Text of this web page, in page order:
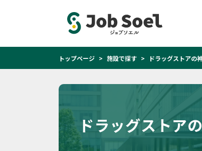
トップページ 施設で探す ドラッグストアの
ドラッグストア